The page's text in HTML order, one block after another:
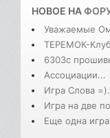
НОВОЕ НА
Уважаемые
ТЕРЕМОК-
6303с
Ассоциации...
Игра Слова
Игра на две
Еще одна